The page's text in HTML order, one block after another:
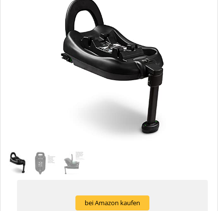
bei Amazon kaufen